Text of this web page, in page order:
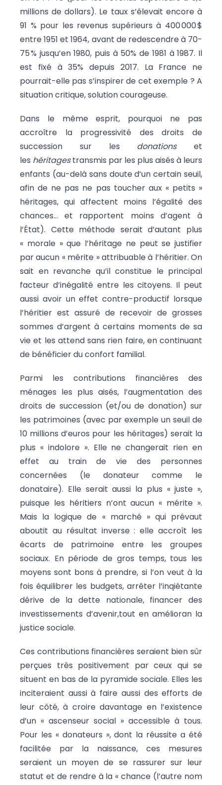
millions de dollars). Le taux s’élevait encore à
91 % pour les revenus supérieurs à 400 000 $
entre 1951 et 1964, avant de redescendre à 70-
75 % jusqu’en 1980, puis à 50% de 1981 à 1987. Il
est fixé à 35% depuis 2017. La France ne
pourrait-elle pas s’inspirer de cet exemple ? A
situation critique, solution courageuse.
Dans le même esprit, pourquoi ne pas
accroître la progressivité des droits de
succession sur les donationset
les héritagestransmis par les plus aisés à leurs
enfants (au-delà sans doute d’un certain seuil,
afin de ne pas ne pas toucher aux « petits »
héritages, qui affectent moins l’égalité des
chances… et rapportent moins d’agent à
l’État). Cette méthode serait d’autant plus
« morale » que l’héritage ne peut se justifier
par aucun « mérite » attribuable à l’héritier. On
sait en revanche qu’il constitue le principal
facteur d’inégalité entre les citoyens. Il peut
aussi avoir un effet contre-productif lorsque
l’héritier est assuré de recevoir de grosses
sommes d’argent à certains moments de sa
vie et les attend sans rien faire, en continuant
de bénéficier du confort familial.
Parmi les contributions financières des
ménages les plus aisés, l’augmentation des
droits de succession (et/ou de donation) sur
les patrimoines (avec par exemple un seuil de
10 millions d’euros pour les héritages) serait la
plus « indolore ». Elle ne changerait rien en
effet au train de vie des personnes
concernées (le donateur comme le
donataire). Elle serait aussi la plus « juste »,
puisque les héritiers n’ont aucun « mérite ».
Mais la logique de « marché » qui prévaut
aboutit au résultat inverse : elle accroît les
écarts de patrimoine entre les groupes
sociaux. En période de gros temps, tous les
moyens sont bons à prendre, si l’on veut à la
fois équilibrer les budgets, arrêter l’inqiétante
dérive de la dette nationale, financer des
investissements d’avenir,tout en amélioran la
justice sociale.
Ces contributions financières seraient bien sûr
perçues très positivement par ceux qui se
situent en bas de la pyramide sociale. Elles les
inciteraient aussi à faire aussi des efforts de
leur côté, à croire davantage en l’existence
d’un « ascenseur social » accessible à tous.
Pour les « donateurs », dont la réussite a été
facilitée par la naissance, ces mesures
seraient un moyen de se rassurer sur leur
statut et de rendre à la « chance (l’autre nom